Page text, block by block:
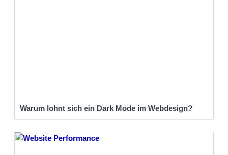
Warum lohnt sich ein Dark Mode im Webdesign?